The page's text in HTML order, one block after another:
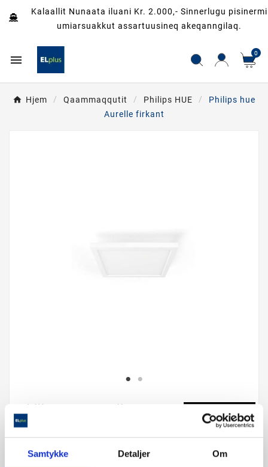
Samtykke Detaljer Om
Kalaallit Nunaata iluani Kr. 2.000,- Sinnerlugu pisinermi
umiarsuakkut assartuusineq akeqanngilaq.
 0
Hjem Qaammaqqutit Philips HUE
Philips hue
Aurelle firkant
Philips Hue Aurelle
Firkant
1.299,00 kr